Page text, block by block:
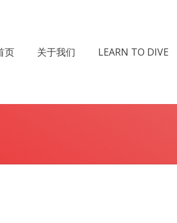
页 关于我们 LEARN TO DIVE